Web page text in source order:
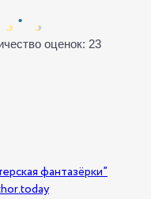
оценок: 23
фантазёрки”